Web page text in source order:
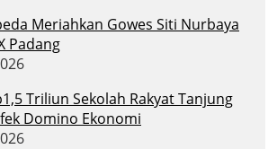
Meriahkan Gowes Siti Nurbaya
Padang
Triliun Sekolah Rakyat Tanjung
Domino Ekonomi